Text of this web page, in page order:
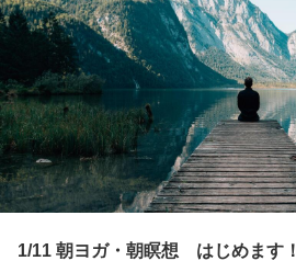
1/11 朝ヨガ・朝瞑想 はじめます！